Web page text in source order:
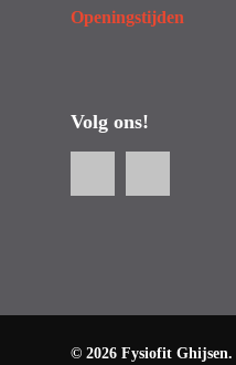
Openingstijden
Volg ons!
© 2026 Fysiofit Ghijsen.